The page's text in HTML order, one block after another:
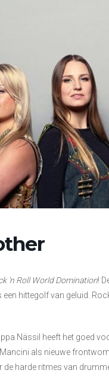
’n Roll World Domination!
hittegolf van geluid.
Nässil heeft het goed
als nieuwe
harde ritmes van